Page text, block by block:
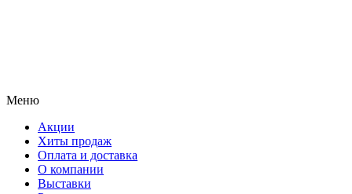
Меню
Акции
Хиты продаж
Оплата и доставка
О компании
Выставки